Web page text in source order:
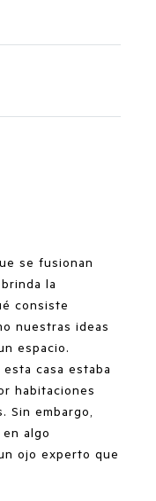
se fusionan
la
consiste
nuestras ideas
espacio.
casa estaba
habitaciones
Sin embargo,
algo
ojo experto que